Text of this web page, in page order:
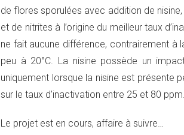
de flores sporulées avec addition de
et de nitrites à l’origine du meilleur taux
ne fait aucune différence, contrairement à
peu à 20°C. La nisine possède un
uniquement lorsque la nisine est présente
sur le taux d’inactivation entre 25 et 80 ppm.
Le projet est en cours, affaire à suivre…